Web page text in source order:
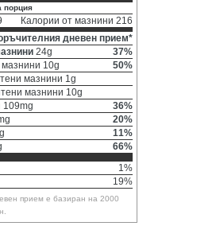
порция
Калории от мазнини 216
дневен прием*
24g
37%
10g
50%
мазнини 1g
мазнини 10g
109mg
36%
20%
11%
66%
1%
19%
прием е базиран на 2000